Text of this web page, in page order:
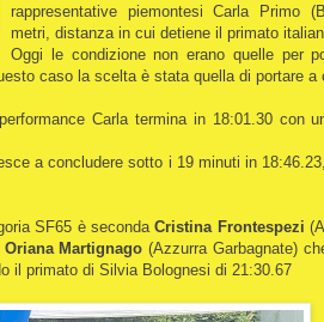
rappresentative piemontesi Carla Primo
metri, distanza in cui detiene il primato
Oggi le condizione non erano quelle per
caso la scelta è stata quella di portare a
Carla termina in 18:01.30 con
a concludere sotto i 19 minuti in
SF65 è secondaCristina Frontespezi
Oriana Martignago(Azzurra Garbagnate)
il primato di Silvia Bolognesi di 21:30.67